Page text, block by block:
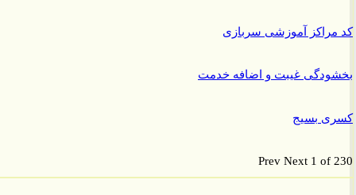
آموزشی سربازی
غیبت و اضافه خدمت
بسیج
PrevNext 1 of